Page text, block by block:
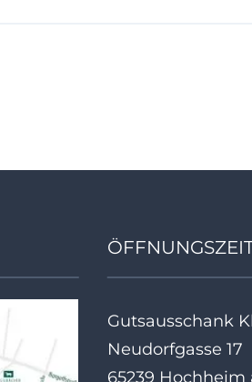
Gutsausschank
Neudorfgasse 17
65239 Hochheim